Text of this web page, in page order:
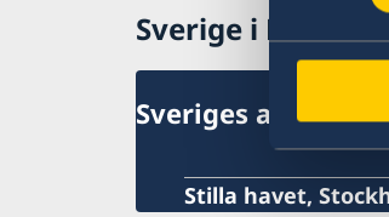
Lokala lagar och sedvänjor
Kriminalitet och personlig
Trafiksäkerhet
Sverige i Palau
Sveriges ambassad
Stilla havet,